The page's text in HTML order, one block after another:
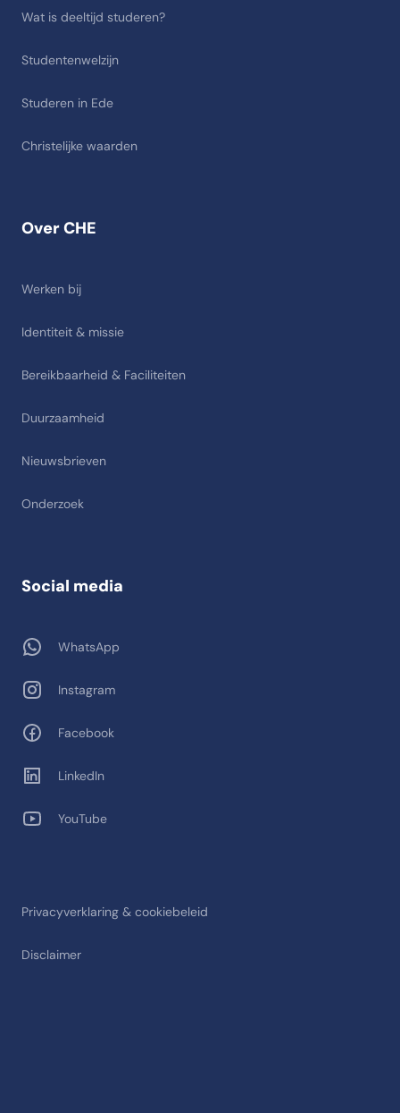
Over CHE
Werken bij
Identiteit & missie
Bereikbaarheid & Faciliteiten
Duurzaamheid
Nieuwsbrieven
Onderzoek
Wat is deeltijd studeren?
Studentenwelzijn
Studeren in Ede
Christelijke waarden
Privacyverklaring & cookiebeleid
Disclaimer
Social media
WhatsApp
Instagram
Facebook
LinkedIn
YouTube